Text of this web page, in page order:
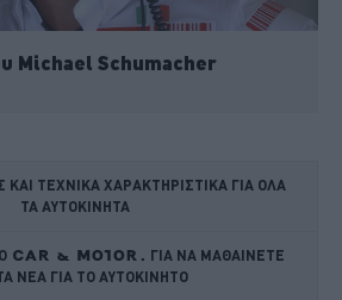
Michael Schumacher
ΚΑΙ ΤΕΧΝΙΚΑ ΧΑΡΑΚΤΗΡΙΣΤΙΚΑ ΓΙΑ ΟΛΑ
ΤΑ ΑΥΤΟΚΙΝΗΤΑ
ΓΙΑ ΝΑ ΜΑΘΑΙΝΕΤΕ
ΝΕΑ ΓΙΑ ΤΟ ΑΥΤΟΚΙΝΗΤΟ